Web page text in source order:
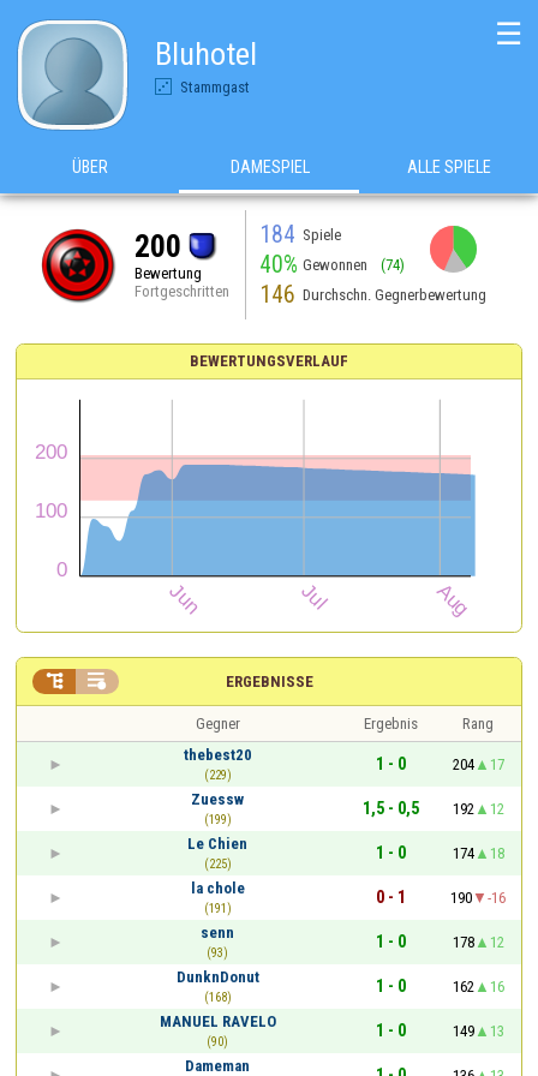
Bluhotel
Stammgast
☰
ÜBER DAMESPIEL ALLE SPIELE
200
Bewertung
Fortgeschritten
184 Spiele
40% Gewonnen (74)
146 Durchschn. Gegnerbewertung
BEWERTUNGSVERLAUF
ERGEBNISSE
 
Gegner Ergebnis
Rang
thebest20
(229)
1 - 0 204
17
Zuessw
(199)
1,5 - 0,5 192
12
Le Chien
(225)
1 - 0 174
18
la chole
(191)
0 - 1 190
-16
senn
(93)
1 - 0 178
12
DunknDonut
(168)
1 - 0 162
16
MANUEL RAVELO
(90)
1 - 0 149
13
Dameman